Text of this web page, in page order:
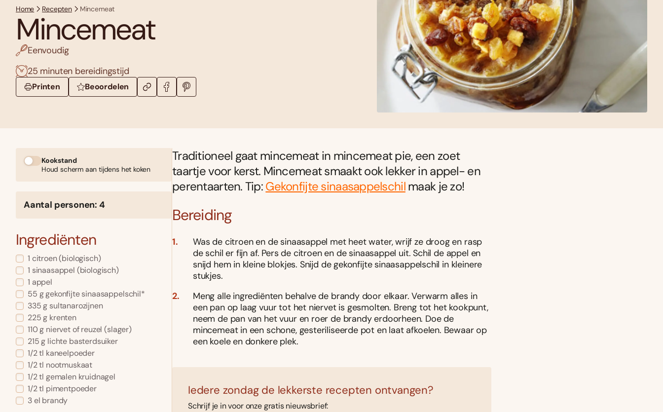
Home Recepten Mincemeat
Mincemeat
Eenvoudig
25 minuten bereidingstijd
Printen Beoordelen
Kookstand
Houd scherm aan tijdens het koken
Aantal personen: 4
Ingrediënten
1 citroen (biologisch)
1 sinaasappel (biologisch)
1 appel
55 g gekonfijte sinaasappelschil*
335 g sultanarozijnen
225 g krenten
110 g niervet of reuzel (slager)
215 g lichte basterdsuiker
1/2 tl kaneelpoeder
1/2 tl nootmuskaat
1/2 tl gemalen kruidnagel
1/2 tl pimentpoeder
3 el brandy
Traditioneel gaat mincemeat in mincemeat pie, een zoet
taartje voor kerst. Mincemeat smaakt ook lekker in appel- en
perentaarten. Tip:Gekonfijte sinaasappelschilmaak je zo!
Bereiding
Was de citroen en de sinaasappel met heet water, wrijf ze droog en rasp
de schil er fijn af. Pers de citroen en de sinaasappel uit. Schil de appel en
snijd hem in kleine blokjes. Snijd de gekonfijte sinaasappelschil in kleinere
stukjes.
Meng alle ingrediënten behalve de brandy door elkaar. Verwarm alles in
een pan op laag vuur tot het niervet is gesmolten. Breng tot het kookpunt,
neem de pan van het vuur en roer de brandy erdoorheen. Doe de
mincemeat in een schone, gesteriliseerde pot en laat afkoelen. Bewaar op
een koele en donkere plek.
Iedere zondag de lekkerste recepten ontvangen?
Schrijf je in voor onze gratis nieuwsbrief: